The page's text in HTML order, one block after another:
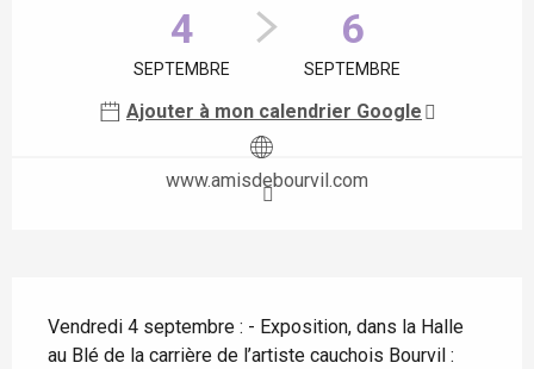
4
SEPTEMBRE
6
SEPTEMBRE
Ajouter à mon calendrier Google
www.amisdebourvil.com
Vendredi 4 septembre : - Exposition, dans la Halle
au Blé de la carrière de l’artiste cauchois Bourvil :